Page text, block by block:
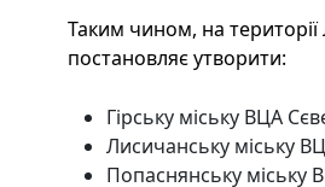
Таким чином, на
постановляє утворити:
Гірську міську ВЦА
Лисичанську міську
Попаснянську міську